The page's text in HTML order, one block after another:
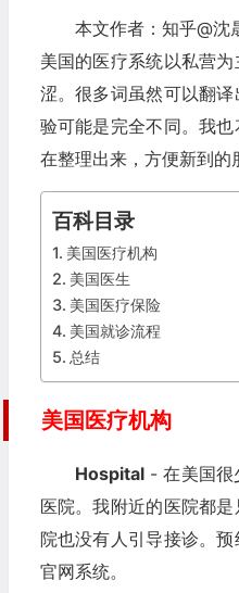
本文作者：知乎@沈
美国的医疗系统以私营
涩。很多词虽然可以翻
验可能是完全不同。我
在整理出来，方便新到的
百科目录
美国医疗机构
美国医生
美国医疗保险
美国就诊流程
总结
美国医疗机构
Hospital- 在美国很
医院。我附近的医院都
院也没有人引导接诊。
官网系统。